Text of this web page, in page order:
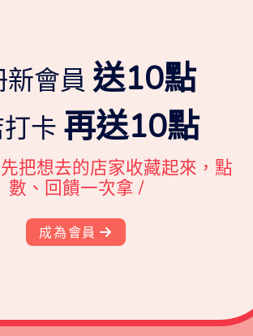
新會員 送10點
卡 再送10點
把想去的店家收藏起來，點
數、回饋一次拿 /
成為會員